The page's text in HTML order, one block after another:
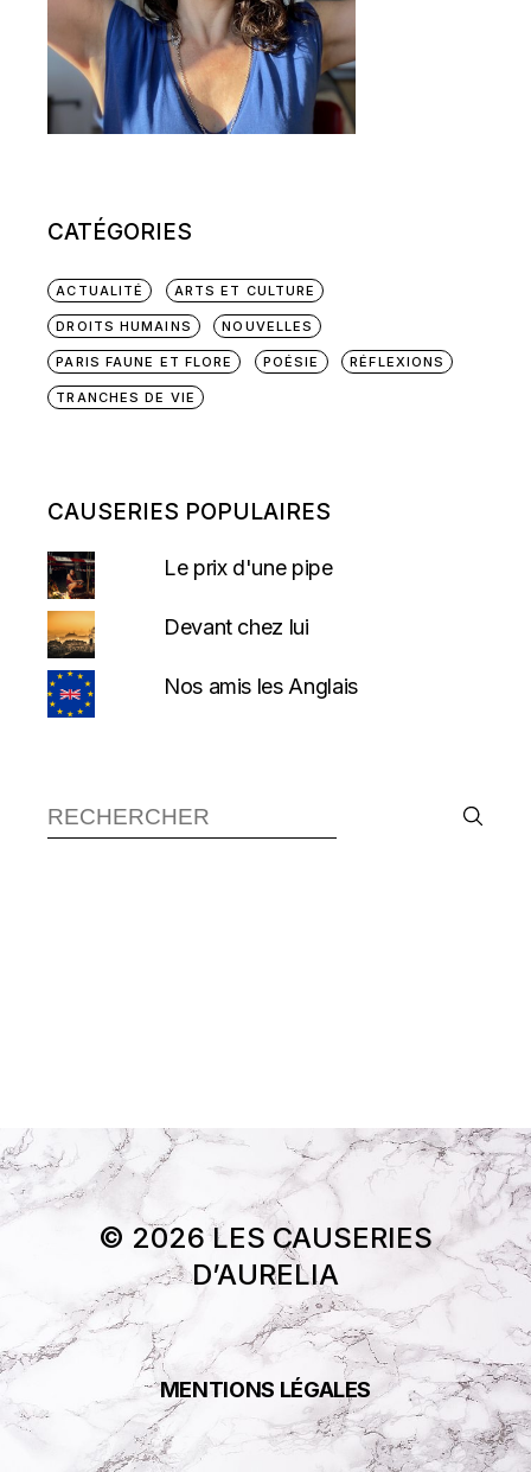
CATÉGORIES
ACTUALITÉ ARTS ET CULTURE
DROITS HUMAINS NOUVELLES
PARIS FAUNE ET FLORE POÉSIE RÉFLEXIONS
TRANCHES DE VIE
CAUSERIES POPULAIRES
Le prix d'une pipe
Devant chez lui
Nos amis les Anglais
Recherche :
© 2026 LES CAUSERIES
D’AURELIA
MENTIONS LÉGALES